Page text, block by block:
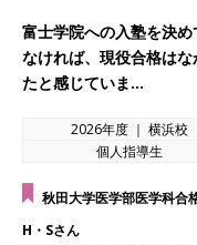
富士学院への入塾を決め
なければ、現役合格はな
たと感じていま…
2026年度 ｜ 横浜校
個人指導生
秋田大学医学部医学科合
H・Sさん